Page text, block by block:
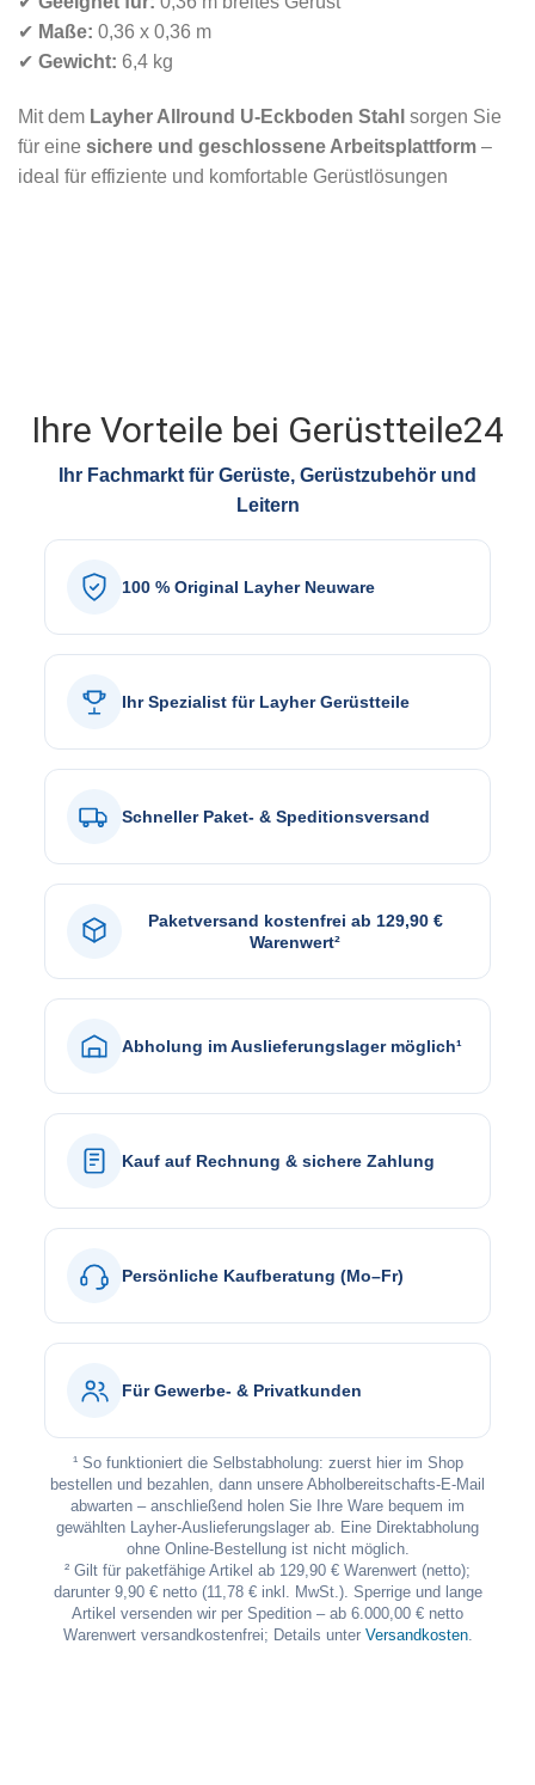
✔ Maße: 0,36 x 0,36 m
✔ Gewicht: 6,4 kg
Mit dem Layher Allround U-Eckboden Stahl sorgen Sie
für eine sichere und geschlossene Arbeitsplattform –
ideal für effiziente und komfortable Gerüstlösungen
Ihre Vorteile bei Gerüstteile24
Ihr Fachmarkt für Gerüste, Gerüstzubehör und
Leitern
100 % Original Layher Neuware
Ihr Spezialist für Layher Gerüstteile
Schneller Paket- & Speditionsversand
Paketversand kostenfrei ab 129,90 €
Warenwert²
Abholung im Auslieferungslager möglich¹
Kauf auf Rechnung & sichere Zahlung
Persönliche Kaufberatung (Mo–Fr)
Für Gewerbe- & Privatkunden
¹ So funktioniert die Selbstabholung: zuerst hier im Shop
bestellen und bezahlen, dann unsere Abholbereitschafts-E-Mail
abwarten – anschließend holen Sie Ihre Ware bequem im
gewählten Layher-Auslieferungslager ab. Eine Direktabholung
ohne Online-Bestellung ist nicht möglich.
² Gilt für paketfähige Artikel ab 129,90 € Warenwert (netto);
darunter 9,90 € netto (11,78 € inkl. MwSt.). Sperrige und lange
Artikel versenden wir per Spedition – ab 6.000,00 € netto
Warenwert versandkostenfrei; Details unter Versandkosten.